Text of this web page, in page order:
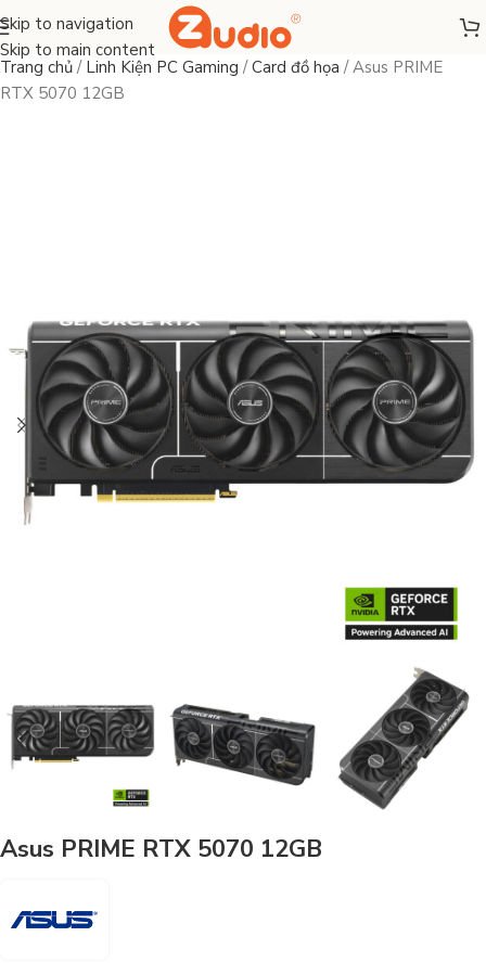
Skip to navigation
Skip to main content
Trang chủ / Linh Kiện PC Gaming /Card đồ họa /Asus PRIME
RTX 5070 12GB
Asus PRIME RTX 5070 12GB